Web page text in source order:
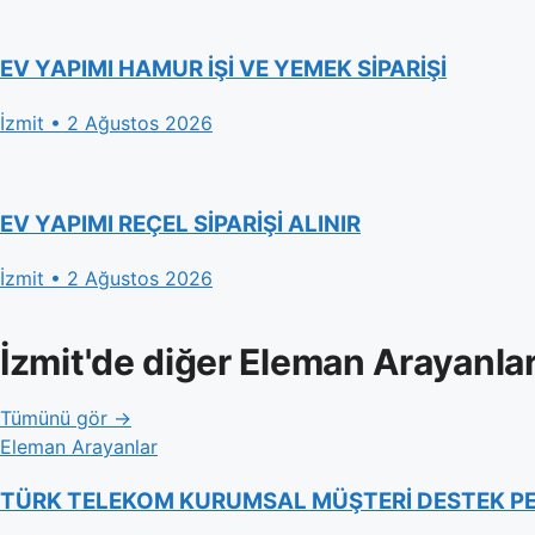
EV YAPIMI HAMUR İŞİ VE YEMEK SİPARİŞİ
İzmit • 2 Ağustos 2026
EV YAPIMI REÇEL SİPARİŞİ ALINIR
İzmit • 2 Ağustos 2026
İzmit'de diğer Eleman
Tümünü gör →
Eleman Arayanlar
TÜRK TELEKOM KURUMSAL MÜŞTERİ DESTEK